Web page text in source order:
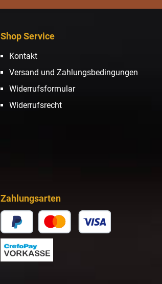
Shop Service
Kontakt
Versand und Zahlungsbedingungen
Widerrufsformular
Widerrufsrecht
Zahlungsarten